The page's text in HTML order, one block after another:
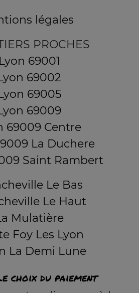
légales
PROCHES
Lyon 69001
69002
69005
69009
69009 Centre
La Duchere
Saint Rambert
Le Bas
Le Haut
Mulatière
Foy Les Lyon
La Demi Lune
choix du paiement